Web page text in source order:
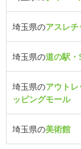
埼玉県のアスレチ
埼玉県の道の駅・
埼玉県のアウトレ
ッピングモール
埼玉県の美術館